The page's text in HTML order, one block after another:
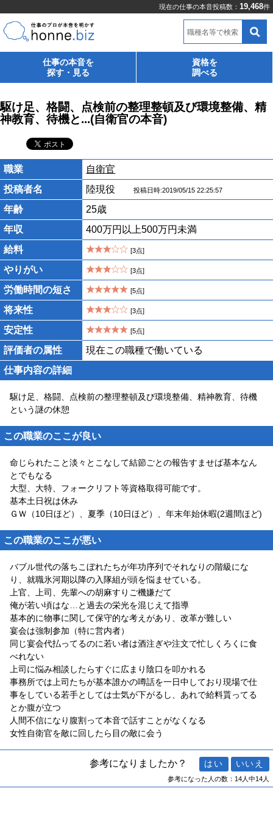
現在の仕事の本音投稿数： 19,468件
職種名等で検索
仕事の本音を
探す・見る
資格を
調べる
駆け足、格闘、点検前の整理整頓及び環境整備、精
神教育、待機と...(自衛官の本音)
職業
自衛官
投稿者名
陸現役 投稿日時:2019/05/15 22:25:57
年齢
25歳
年収
400万円以上500万円未満
給料
[3点]
やりがい [3点]
労働時間の短さ [5点]
将来性 [3点]
安定性 [5点]
評価者の属性
現在この職種で働いている
仕事内容の詳細
駆け足、格闘、点検前の整理整頓及び環境整備、精神教育、待機
という謎の休憩
この職業のここが良い
命じられたこと淡々とこなして結節ごとの報告すませば基本なん
とでもなる
大型、大特、フォークリフト等資格取得可能です。
基本土日祝は休み
ＧＷ（10日ほど）、夏季（10日ほど）、年末年始休暇(2週間ほど)
この職業のここが悪い
バブル世代の落ちこぼれたちが年功序列でそれなりの階級にな
り、就職氷河期以降の入隊組が頭を悩ませている。
上官、上司、先輩への胡麻すりご機嫌だて
俺が若い頃はな…と過去の栄光を混じえて指導
基本的に物事に関して保守的な考えがあり、改革が難しい
宴会は強制参加（特に営内者）
同じ宴会代払ってるのに若い者は酒注ぎや注文で忙しくろくに食
べれない
上司に悩み相談したらすぐに広まり陰口を叩かれる
事務所では上司たちが基本誰かの噂話を一日中しており現場で仕
事をしている若手としては士気が下がるし、あれで給料貰ってる
とか腹が立つ
人間不信になり腹割って本音で話すことがなくなる
女性自衛官を敵に回したら目の敵に会う
参考になりましたか？
参考になった人の数：14人中14人